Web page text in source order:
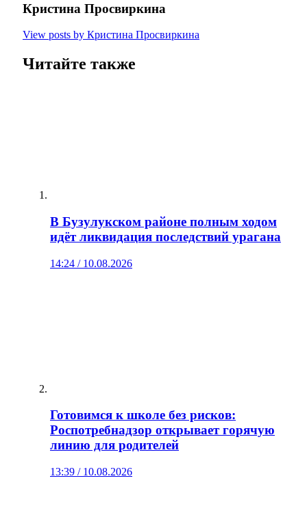
Кристина Просвиркина
View posts by Кристина Просвиркина
Читайте также
В Бузулукском районе полным ходом
идёт ликвидация последствий урагана
14:24 / 10.08.2026
Готовимся к школе без рисков:
Роспотребнадзор открывает горячую
линию для родителей
13:39 / 10.08.2026